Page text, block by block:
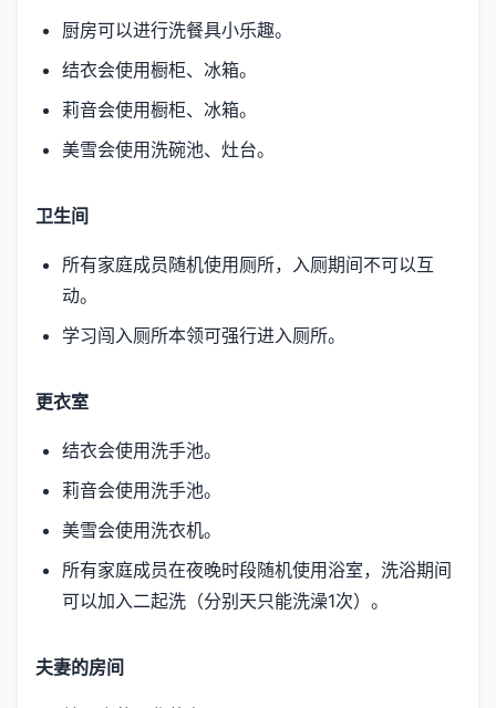
厨房可以进行洗餐具小乐趣。
结衣会使用橱柜、冰箱。
莉音会使用橱柜、冰箱。
美雪会使用洗碗池、灶台。
卫生间
所有家庭成员随机使用厕所，入厕期间不可以互
动。
学习闯入厕所本领可强行进入厕所。
更衣室
结衣会使用洗手池。
莉音会使用洗手池。
美雪会使用洗衣机。
所有家庭成员在夜晚时段随机使用浴室，洗浴期间
可以加入二起洗（分别天只能洗澡1次）。
夫妻的房间